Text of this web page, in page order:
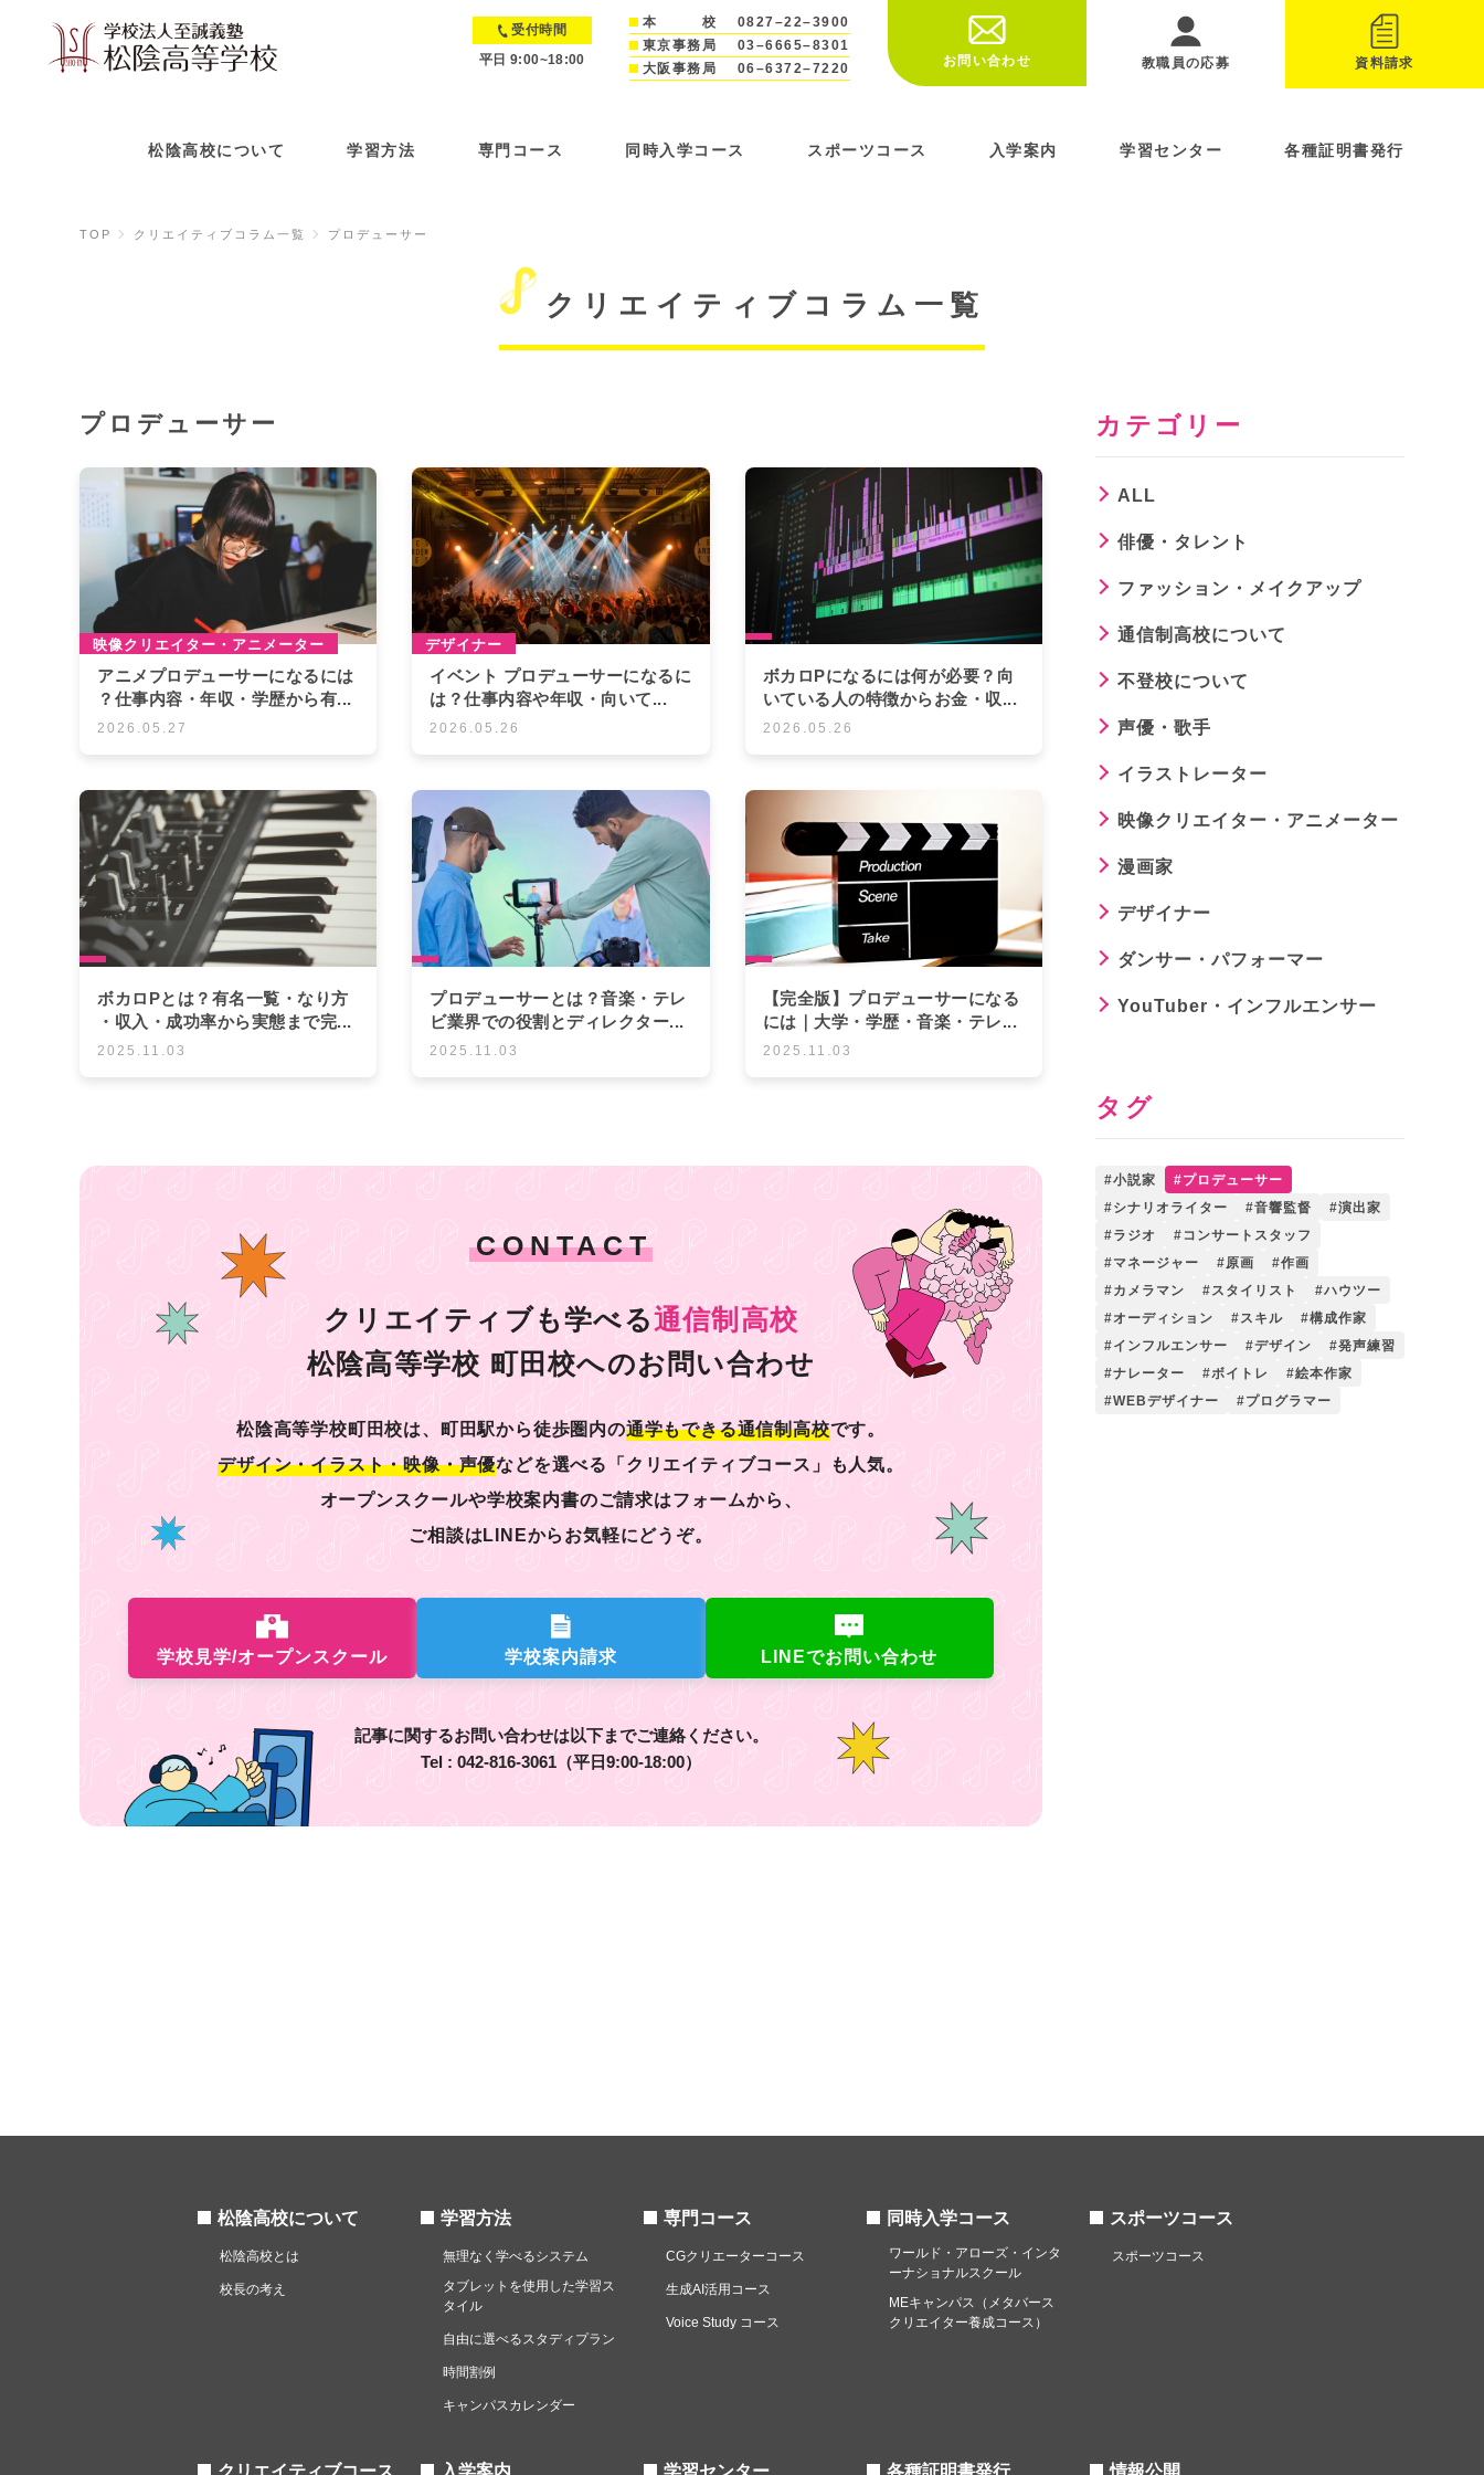
受付時間
平日 9:00~18:00
本 校
0827–22–3900
東京事務局
03–6665–8301
大阪事務局
06–6372–7220 お問い合わせ 教職員の応募 資料請求
松陰高校について 学習方法 専門コース 同時入学コース スポーツコース 入学案内 学習センター 各種証明書発行
TOP クリエイティブコラム一覧 プロデューサー
クリエイティブコラム一覧
プロデューサー
映像クリエイター・アニメーター
アニメプロデューサーになるには
？仕事内容・年収・学歴から有...
2026.05.27
デザイナー
イベント プロデューサーになるに
は？仕事内容や年収・向いて...
2026.05.26
ボカロPになるには何が必要？向
いている人の特徴からお金・収...
2026.05.26
ボカロPとは？有名一覧・なり方
・収入・成功率から実態まで完...
2025.11.03
プロデューサーとは？音楽・テレ
ビ業界での役割とディレクター...
2025.11.03
【完全版】プロデューサーになる
には｜大学・学歴・音楽・テレ...
2025.11.03
CONTACT
クリエイティブも学べる通信制高校
松陰高等学校 町田校へのお問い合わせ
松陰高等学校町田校は、町田駅から徒歩圏内の通学もできる通信制高校です。
デザイン・イラスト・映像・声優などを選べる「クリエイティブコース」も人気。
オープンスクールや学校案内書のご請求はフォームから、
ご相談はLINEからお気軽にどうぞ。
学校見学/オープンスクール 学校案内請求 LINEでお問い合わせ
記事に関するお問い合わせは以下までご連絡ください。
Tel : 042-816-3061 （平日9:00-18:00）
カテゴリー
ALL
俳優・タレント
ファッション・メイクアップ
通信制高校について
不登校について
声優・歌手
イラストレーター
映像クリエイター・アニメーター
漫画家
デザイナー
ダンサー・パフォーマー
YouTuber・インフルエンサー
タグ
小説家
プロデューサー
シナリオライター
音響監督
演出家
ラジオ
コンサートスタッフ
マネージャー
原画
作画
カメラマン
スタイリスト
ハウツー
オーディション
スキル
構成作家
インフルエンサー
デザイン
発声練習
ナレーター
ボイトレ
絵本作家
WEBデザイナー
プログラマー
松陰高校について
松陰高校とは
校長の考え
学習方法
無理なく学べるシステム
タブレットを使用した学習ス
タイル
自由に選べるスタディプラン
時間割例
キャンパスカレンダー
専門コース
CGクリエーターコース
生成AI活用コース
Voice Study コース
同時入学コース
ワールド・アローズ・インタ
ーナショナルスクール
MEキャンパス（メタバース
クリエイター養成コース）
スポーツコース
スポーツコース
クリエイティブコース 入学案内 学習センター 各種証明書発行 情報公開